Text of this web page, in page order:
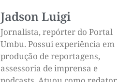
Jadson Luigi
Jornalista, repórter do Portal
Umbu. Possui experiência em
produção de reportagens,
assessoria de imprensa e